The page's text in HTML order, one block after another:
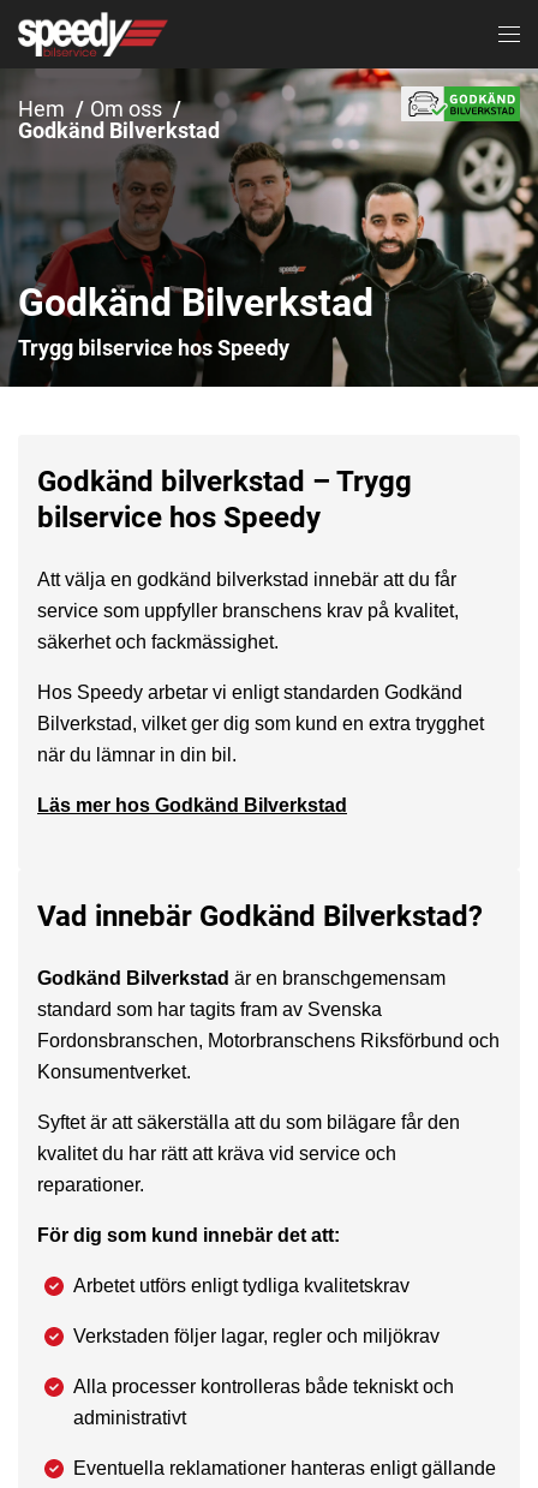
Hem
Om oss
Godkänd Bilverkstad
Godkänd Bilverkstad
Trygg bilservice hos Speedy
Godkänd bilverkstad – Trygg
bilservice hos Speedy
Att välja en godkänd bilverkstad innebär att du får
service som uppfyller branschens krav på kvalitet,
säkerhet och fackmässighet.
Hos Speedy arbetar vi enligt standarden Godkänd
Bilverkstad, vilket ger dig som kund en extra trygghet
när du lämnar in din bil.
Läs mer hos Godkänd Bilverkstad
Vad innebär Godkänd Bilverkstad?
Godkänd Bilverkstad är en branschgemensam
standard som har tagits fram av Svenska
Fordonsbranschen, Motorbranschens Riksförbund och
Konsumentverket.
Syftet är att säkerställa att du som bilägare får den
kvalitet du har rätt att kräva vid service och
reparationer.
För dig som kund innebär det att:
Arbetet utförs enligt tydliga kvalitetskrav
Verkstaden följer lagar, regler och miljökrav
Alla processer kontrolleras både tekniskt och
administrativt
Eventuella reklamationer hanteras enligt gällande